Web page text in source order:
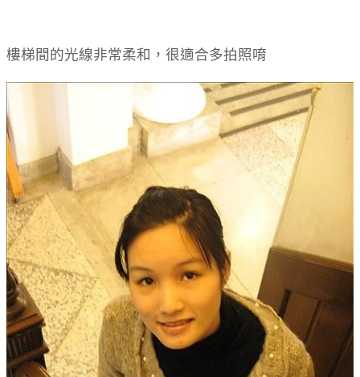
樓梯間的光線非常柔和，很適合多拍照唷